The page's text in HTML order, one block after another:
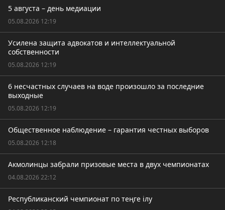
5 августа – день медиации
05.08.2026 12:19
Усилена защита адвокатов и интеллектуальной
собственности
05.08.2026 12:19
6 несчастных случаев на воде произошло за последние
выходные
05.08.2026 12:19
Общественное наблюдение – гарантия честных выборов
05.08.2026 12:18
Акмолинцы забрали призовые места в двух чемпионатах
04.08.2026 22:12
Республиканский чемпионат по теңге ілу